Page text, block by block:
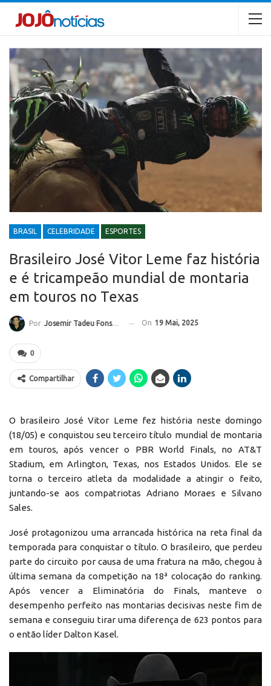
BRASIL CELEBRIDADE ESPORTES
Brasileiro José Vitor Leme faz história
e é tricampeão mundial de montaria
em touros no Texas
Por Josemir Tadeu Fonseca On 19 Mai, 2025
0
Compartilhar
O brasileiro José Vitor Leme fez história neste domingo
(18/05) e conquistou seu terceiro título mundial de montaria
em touros, após vencer o PBR World Finals, no AT&T
Stadium, em Arlington, Texas, nos Estados Unidos. Ele se
torna o terceiro atleta da modalidade a atingir o feito,
juntando-se aos compatriotas Adriano Moraes e Silvano
Sales.
José protagonizou uma arrancada histórica na reta final da
temporada para conquistar o título. O brasileiro, que perdeu
parte do circuito por causa de uma fratura na mão, chegou à
última semana da competição na 18ª colocação do ranking.
Após vencer a Eliminatória do Finals, manteve o
desempenho perfeito nas montarias decisivas neste fim de
semana e conseguiu tirar uma diferença de 623 pontos para
o então líder Dalton Kasel.